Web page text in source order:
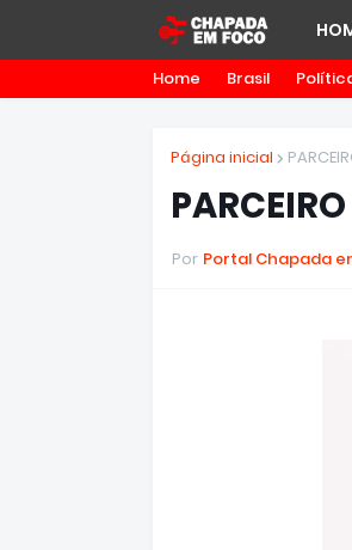
Home Brasil
Página inicial
Por Portal Chapada